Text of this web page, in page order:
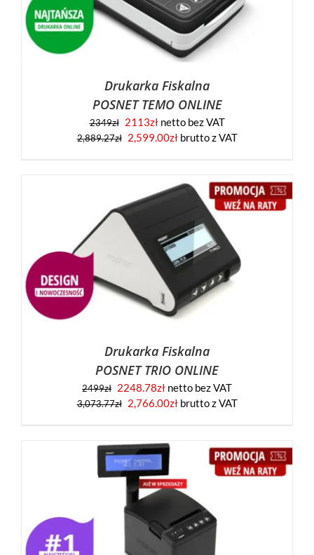
Drukarka Fiskalna
POSNET TEMO ONLINE
2349zł 2113złnetto bez VAT
2,889.27zł 2,599.00złbrutto z VAT
Drukarka Fiskalna
POSNET TRIO ONLINE
2499zł 2248.78zł netto bez VAT
3,073.77zł 2,766.00złbrutto z VAT